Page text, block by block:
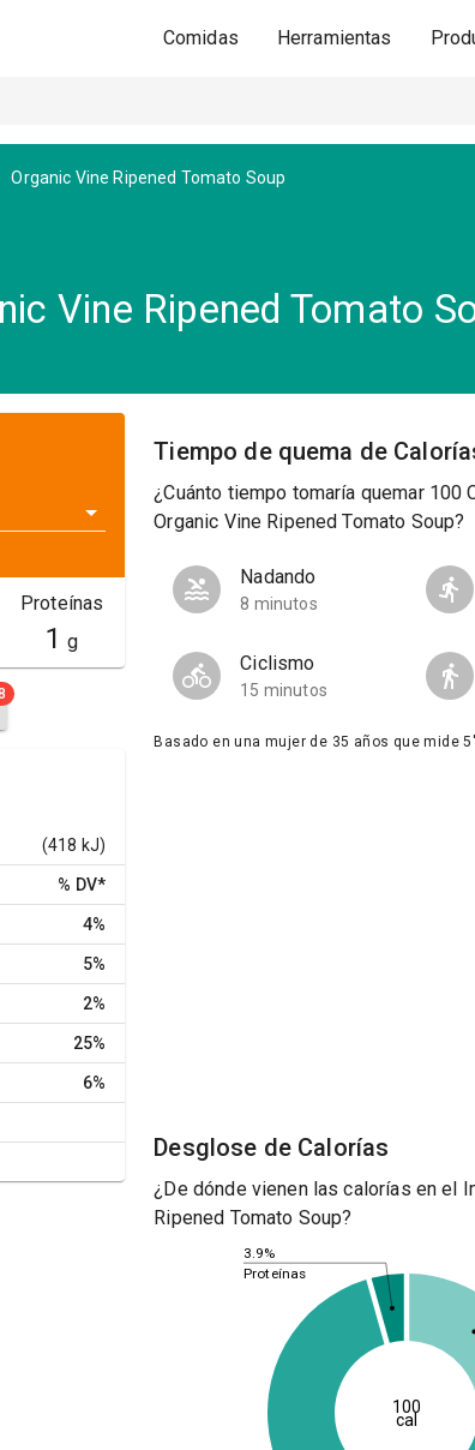
Comidas Herramientas
Organic Vine Ripened Tomato Soup
Vine Ripened Tomato
Proteínas
1 g
(418 kJ)
% DV*
4%
5%
2%
25%
6%
Tiempo de quema de
¿Cuánto tiempo tomaría quemar 100
Organic Vine Ripened Tomato Soup?
Nadando
8 minutos
Ciclismo
15 minutos
Basado en una mujer de 35 años que mide
Desglose de Calorías
¿De dónde vienen las calorías en el
Ripened Tomato Soup?
3.9%
Proteínas
100
cal